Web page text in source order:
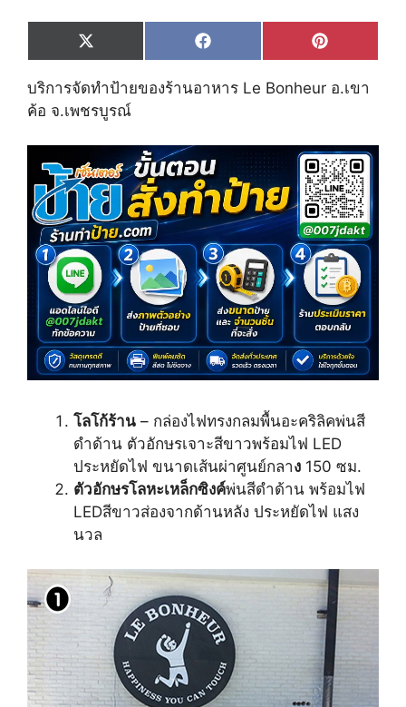
Share
on
X
(
T
w
i
r
)
Share
on
F
a
e
k
Share
on
P
i
t
s
t
บริการจัดทำป้ายของร้านอาหาร Le Bonheur อ.เขา
ค้อ จ.เพชรบูรณ์
โลโก้ร้าน – กล่องไฟทรงกลมพื้นอะคริลิคพ่นสี
ดำด้าน ตัวอักษรเจาะสีขาวพร้อมไฟ LED
ประหยัดไฟ ขนาดเส้นผ่าศูนย์กลาง 150 ซม.
ตัวอักษรโลหะเหล็กซิงค์พ่นสีดำด้าน พร้อมไฟ
LEDสีขาวส่องจากด้านหลัง ประหยัดไฟ แสง
นวล